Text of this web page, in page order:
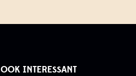
OOK INTERESSANT